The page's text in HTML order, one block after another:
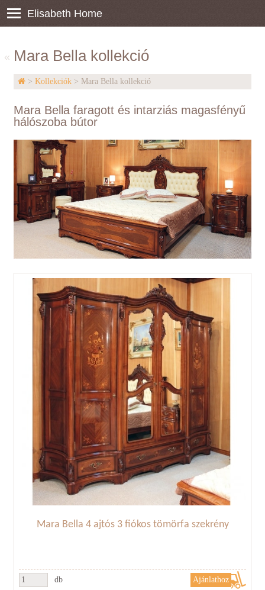
Elisabeth Home
Mara Bella kollekció
«
> Kollekciók > Mara Bella kollekció
Mara Bella faragott és intarziás magasfényű
hálószoba bútor
Mara Bella 4 ajtós 3 fiókos tömörfa szekrény
db